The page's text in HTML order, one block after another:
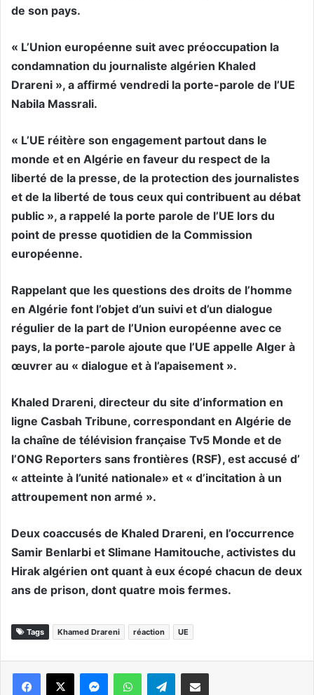
de son pays.
« L’Union européenne suit avec préoccupation la
condamnation du journaliste algérien Khaled
Drareni », a affirmé vendredi la porte-parole de l’UE
Nabila Massrali.
« L’UE réitère son engagement partout dans le
monde et en Algérie en faveur du respect de la
liberté de la presse, de la protection des journalistes
et de la liberté de tous ceux qui contribuent au débat
public », a rappelé la porte parole de l’UE lors du
point de presse quotidien de la Commission
européenne.
Rappelant que les questions des droits de l’homme
en Algérie font l’objet d’un suivi et d’un dialogue
régulier de la part de l’Union européenne avec ce
pays, la porte-parole ajoute que l’UE appelle Alger à
œuvrer au « dialogue et à l’apaisement ».
Khaled Drareni, directeur du site d’information en
ligne Casbah Tribune, correspondant en Algérie de
la chaîne de télévision française Tv5 Monde et de
l’ONG Reporters sans frontières (RSF), est accusé d’
« atteinte à l’unité nationale» et « d’incitation à un
attroupement non armé ».
Deux coaccusés de Khaled Drareni, en l’occurrence
Samir Benlarbi et Slimane Hamitouche, activistes du
Hirak algérien ont quant à eux écopé chacun de deux
ans de prison, dont quatre mois fermes.
Tags Khamed Drareni réaction UE
WhatsApp Telegram